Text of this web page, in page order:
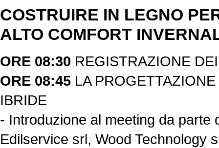
COSTRUIRE IN LEGNO
ALTO COMFORT
ORE 08:30 REGISTRAZIONE
ORE 08:45 LA
IBRIDE
- Introduzione al meeting da parte
Edilservice srl, Wood Technology